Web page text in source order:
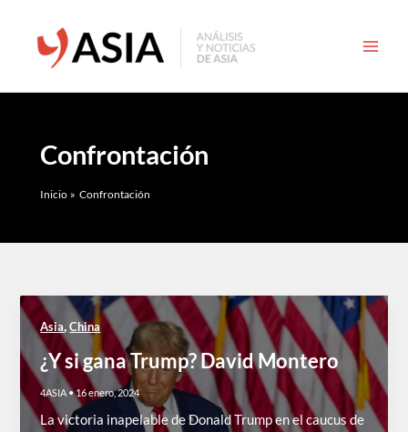
contenido
Confrontación
Inicio Confrontación
Asia,China
¿Y si gana Trump? David Montero
4ASIA •16 enero, 2024
La victoria inapelable de Donald Trump en el caucus de